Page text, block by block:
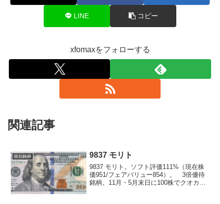
LINE コピー
xfomaxをフォローする
関連記事
個別銘柄 9837 モリト
9837 モリト。ソフト評価111%（現在株
価951/フェアバリュー854）。 3倍優待
銘柄。11月・5月末日に100株でクオカー